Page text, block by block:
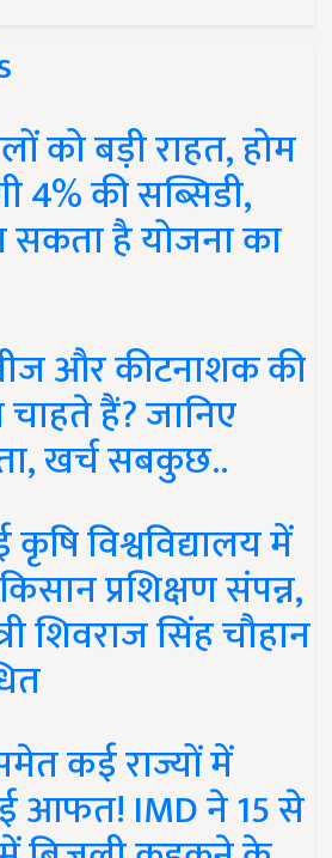
को बड़ी राहत, होम
4% की सब्सिडी,
सकता है योजना का
और कीटनाशक की
हैं? जानिए
खर्च सबकुछ..
कृषि विश्वविद्यालय में
प्रशिक्षण संपन्न,
शिवराज सिंह चौहान
कई राज्यों में
आफत! IMD ने 15 से